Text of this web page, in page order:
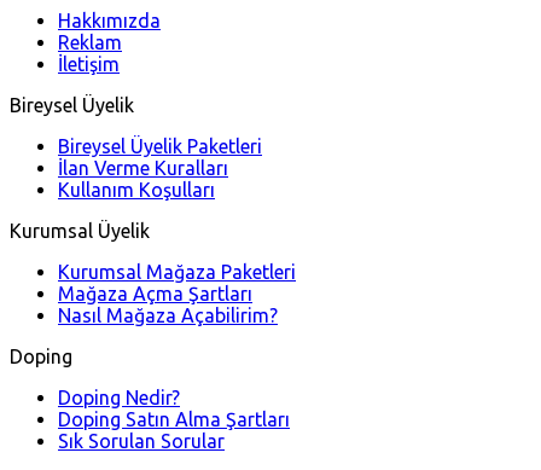
Hakkımızda
Reklam
İletişim
Bireysel Üyelik
Bireysel Üyelik Paketleri
İlan Verme Kuralları
Kullanım Koşulları
Kurumsal Üyelik
Kurumsal Mağaza Paketleri
Mağaza Açma Şartları
Nasıl Mağaza Açabilirim?
Doping
Doping Nedir?
Doping Satın Alma Şartları
Sık Sorulan Sorular